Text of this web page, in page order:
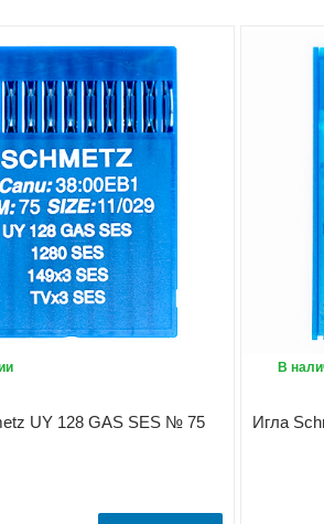
UY 128 GAS SES № 75 Игла
В